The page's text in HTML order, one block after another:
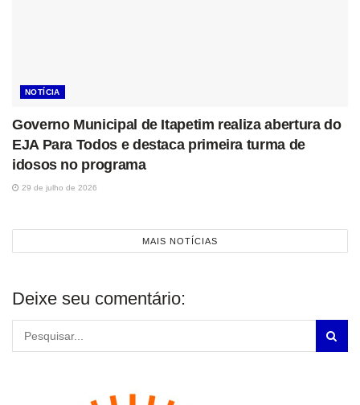
NOTÍCIA
Governo Municipal de Itapetim realiza abertura do
EJA Para Todos e destaca primeira turma de
idosos no programa
29 de julho de 2026
MAIS NOTÍCIAS
Deixe seu comentário: